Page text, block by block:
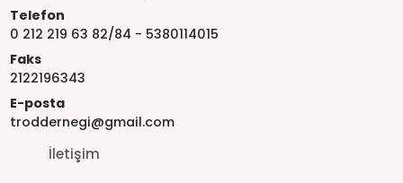
Telefon
0 212 219 63 82/84 - 5380114015
Faks
2122196343
E-posta
troddernegi@gmail.com
İletişim